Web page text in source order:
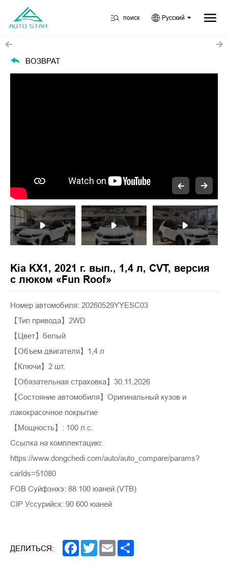
поиск Русский
ВОЗВРАТ
Kia KX1, 2021 г. вып., 1,4 л, CVT, версия
с люком «Fun Roof»
Номер автомобиля: 20260529YYESC03
【Тип привода】2WD
【Цвет】белый
【Объем двигателя】1,4 л
【Ключи】2 шт.
【Обязательная страховка】30.11.2026
【Состояние автомобиля】Оригинальный кузов и
лакокрасочное покрытие
【Мощность】: 100 л.с.
Ссылка на комплектацию:
https://www.dongchedi.com/auto/auto_compare/params?
carIds=51080
FOB Суйфэнхэ: 88 100 юаней (VTB)
CIP Уссурийск: 90 600 юаней
ДЕЛИТЬСЯ: Facebook
TwitterEmail